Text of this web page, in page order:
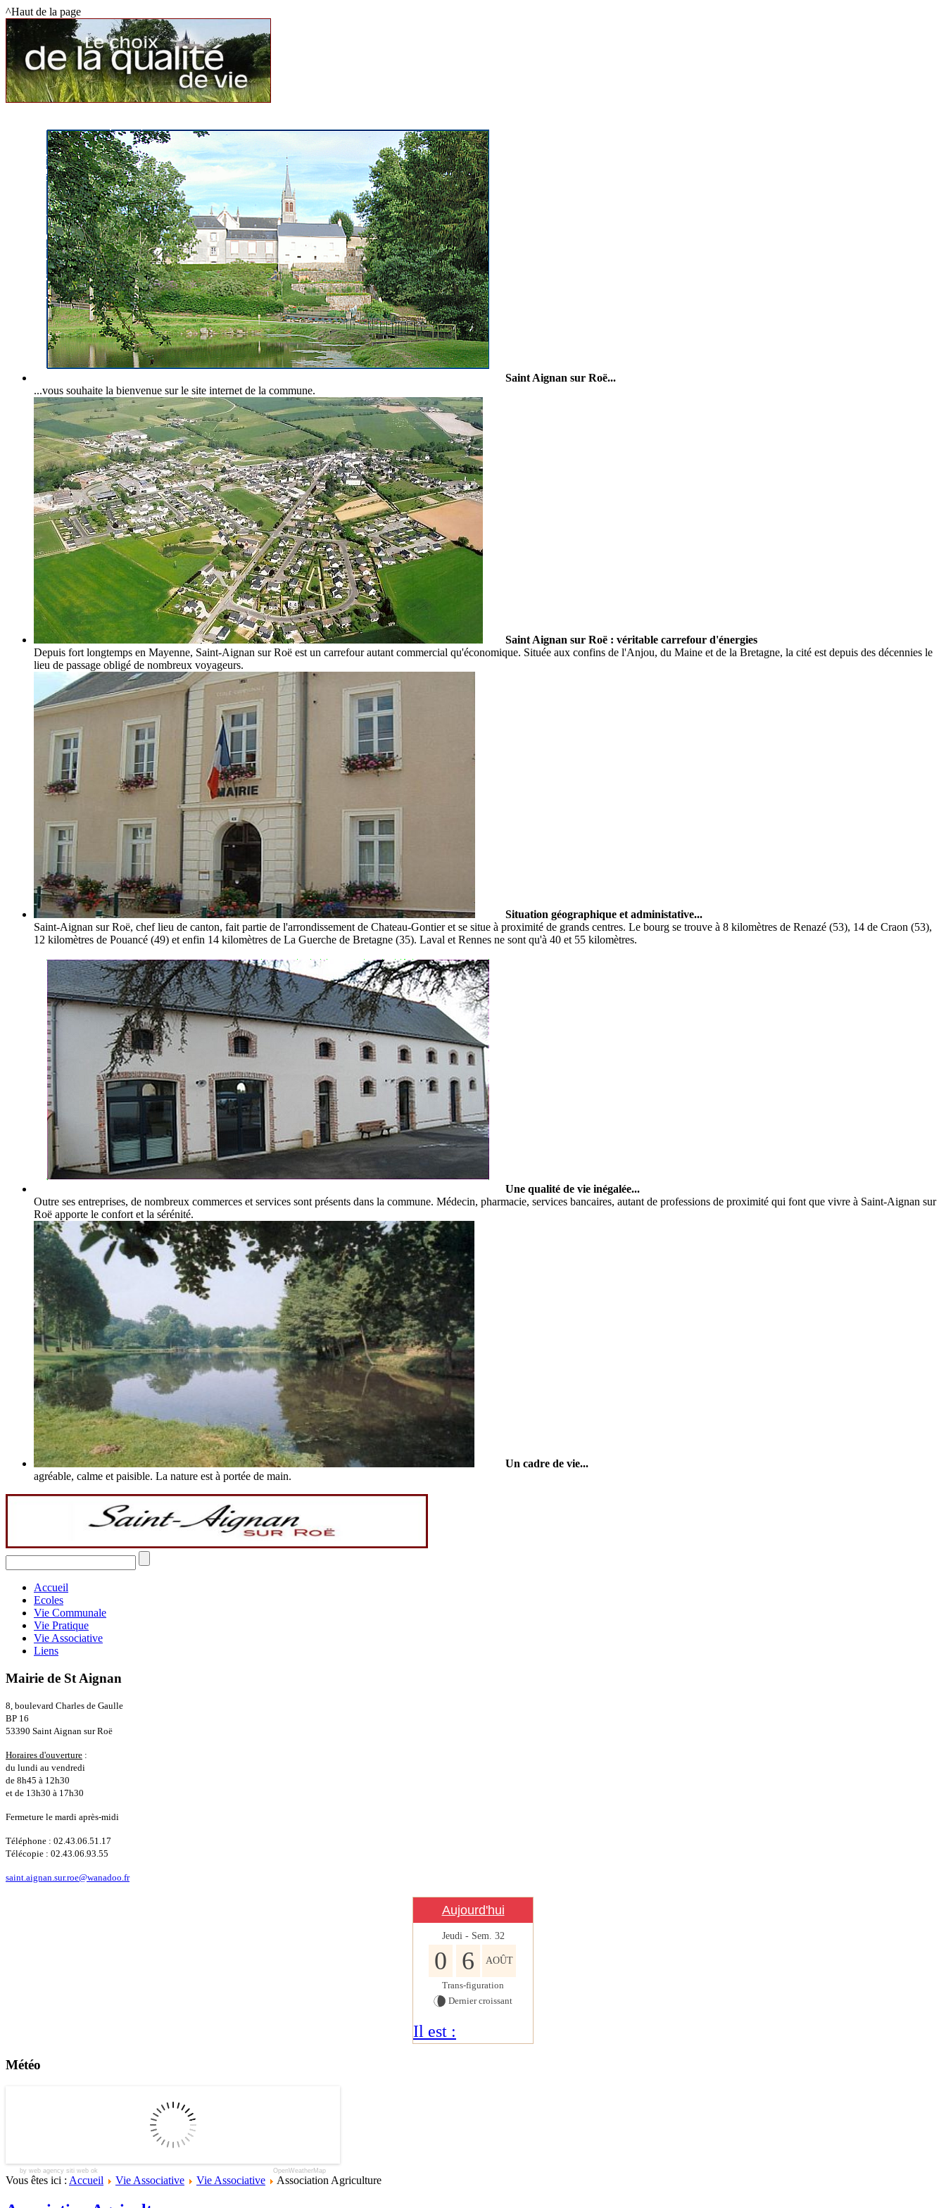
^Haut de la page
Saint Aignan sur Roë...
...vous souhaite la bienvenue sur le site internet de la commune.
Saint Aignan sur Roë : véritable carrefour d'énergies
Depuis fort longtemps en Mayenne, Saint-Aignan sur Roë est un carrefour autant commercial qu'économique. Située aux confins de l'Anjou, du Maine et de la Bretagne, la cité est depuis des décennies le
lieu de passage obligé de nombreux voyageurs.
Situation géographique et administative...
Saint-Aignan sur Roë, chef lieu de canton, fait partie de l'arrondissement de Chateau-Gontier et se situe à proximité de grands centres. Le bourg se trouve à 8 kilomètres de Renazé (53), 14 de Craon (53),
12 kilomètres de Pouancé (49) et enfin 14 kilomètres de La Guerche de Bretagne (35). Laval et Rennes ne sont qu'à 40 et 55 kilomètres.
Une qualité de vie inégalée...
Outre ses entreprises, de nombreux commerces et services sont présents dans la commune. Médecin, pharmacie, services bancaires, autant de professions de proximité qui font que vivre à Saint-Aignan sur
Roë apporte le confort et la sérénité.
Un cadre de vie...
agréable, calme et paisible. La nature est à portée de main.
Accueil
Ecoles
Vie Communale
Vie Pratique
Vie Associative
Liens
Mairie de St Aignan
8, boulevard Charles de Gaulle
BP 16
53390 Saint Aignan sur Roë
Horaires d'ouverture :
du lundi au vendredi
de 8h45 à 12h30
et de 13h30 à 17h30
Fermeture le mardi après-midi
Téléphone : 02.43.06.51.17
Télécopie : 02.43.06.93.55
saint.aignan.sur.roe@wanadoo.fr
Aujourd'hui
Jeudi - Sem. 32
0 6 AOÛT
Trans-figuration
Dernier croissant
Il est :
Météo
by web agency siti web ok OpenWeatherMap
Vous êtes ici : Accueil Vie Associative Vie Associative Association Agriculture